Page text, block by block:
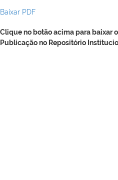
Baixar PDF
Clique no botão acima para baixar
Publicação no Repositório